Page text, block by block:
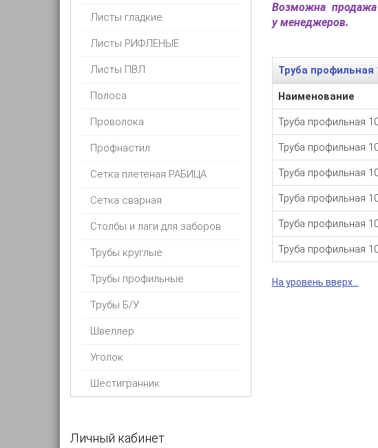
Листы гладкие
Листы РИФЛЕНЫЕ
Листы ПВЛ
Полоса
Проволока
Профнастил
Сетка плетеная РАБИЦА
Сетка сварная
Столбы и лаги для заборов
Трубы круглые
Трубы профильные
Трубы Б/У
Швеллер
Уголок
Шестигранник
Личный кабинет
Возможна
у менеджеров.
Наименование
Труба профильная
Труба профильная
Труба профильная
Труба профильная
Труба профильная
Труба профильная
Труба профильная
На уровень вверх...